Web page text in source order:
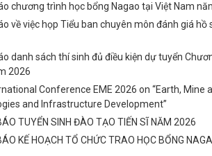
chương trình học bổng Nagao tại Việt Nam
về việc họp Tiểu ban chuyên môn đánh giá
danh sách thí sinh đủ điều kiện dự tuyển
2026
Conference EME 2026 on “Earth,
and Infrastructure Development”
TUYỂN SINH ĐÀO TẠO TIẾN SĨ NĂM 2026
KẾ HOẠCH TỔ CHỨC TRAO HỌC BỔNG